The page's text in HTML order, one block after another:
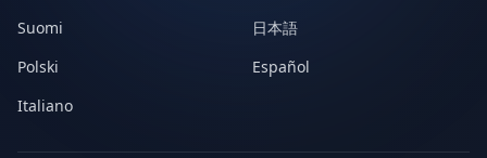
Suomi
日本語
Polski
Español
Italiano